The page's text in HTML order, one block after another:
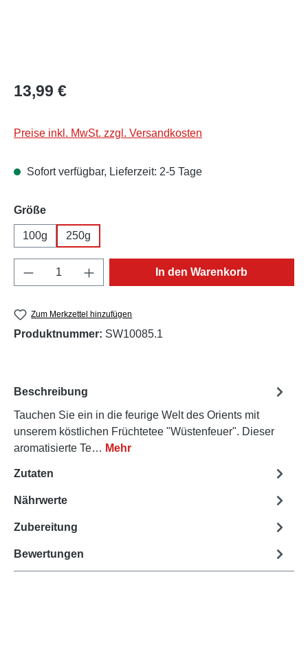
Regulärer Preis:
13,99 €
Preise inkl. MwSt. zzgl. Versandkosten
Sofort verfügbar, Lieferzeit: 2-5 Tage
Größeauswählen
100g 250g
Produkt Anzahl: Gib den gewünschten
In den Warenkorb
Zum Merkzettel hinzufügen
Produktnummer: SW10085.1
Beschreibung
Tauchen Sie ein in die feurige Welt des Orients mit
unserem köstlichen Früchtetee "Wüstenfeuer". Dieser
aromatisierte Te… Mehr
Zutaten
Nährwerte
Zubereitung
Bewertungen